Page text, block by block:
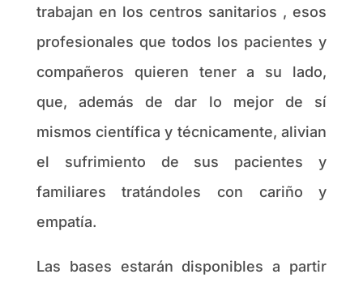
trabajan en los centros sanitarios , esos
profesionales que todos los pacientes y
compañeros quieren tener a su lado,
que, además de dar lo mejor de sí
mismos científica y técnicamente, alivian
el sufrimiento de sus pacientes y
familiares tratándoles con cariño y
empatía.
Las bases estarán disponibles a partir